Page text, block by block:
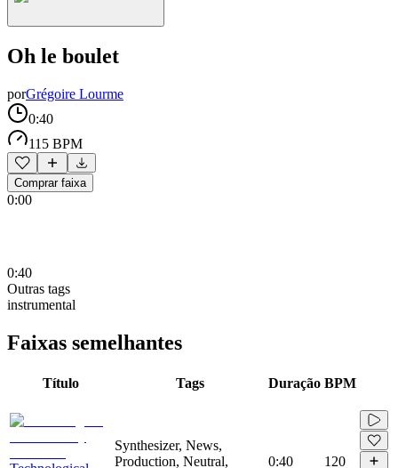
Oh le boulet
porGrégoire Lourme
0:40
115 BPM
Comprar faixa
0:00
0:40
Outras tags
instrumental
Faixas semelhantes
Título Tags Duração BPM
Synthesizer, News,
Production, Neutral,
0:40 120